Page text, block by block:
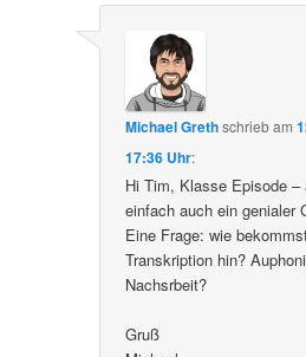
Michael Grethschriebam
17:36 Uhr:
Hi Tim, Klasse Episode
einfach auch ein genialer
Eine Frage: wie
Transkription hin?
Nachsrbeit?
Gruß